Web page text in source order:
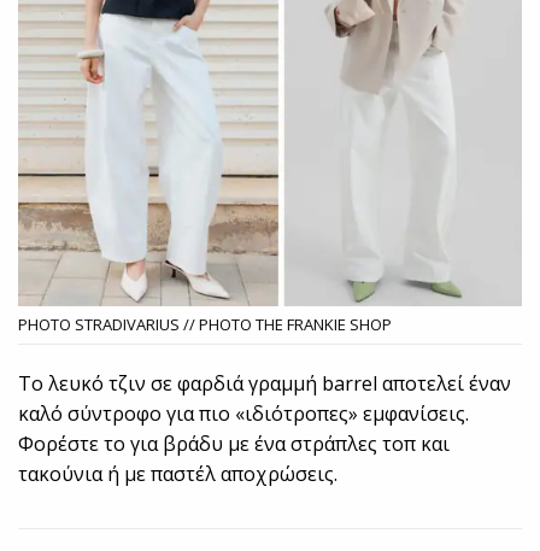
PHOTO STRADIVARIUS // PHOTO THE FRANKIE SHOP
Το λευκό τζιν σε φαρδιά γραμμή barrel αποτελεί έναν
καλό σύντροφο για πιο «ιδιότροπες» εμφανίσεις.
Φορέστε το για βράδυ με ένα στράπλες τοπ και
τακούνια ή με παστέλ αποχρώσεις.